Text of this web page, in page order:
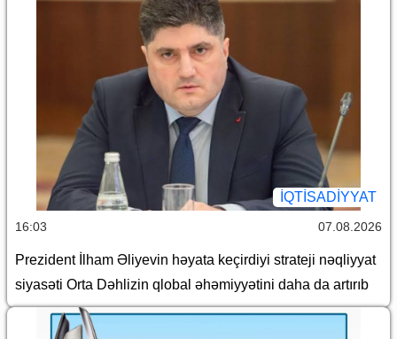
İQTİSADİYYAT
16:03 07.08.2026
Prezident İlham Əliyevin həyata keçirdiyi strateji nəqliyyat
siyasəti Orta Dəhlizin qlobal əhəmiyyətini daha da artırıb